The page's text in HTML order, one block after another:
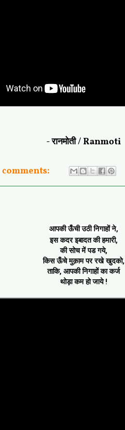
- रानमोती / Ranmoti
comments:
आपकी ऊँची उठी निगाहों ने,
इस कदर इबादत की हमारी,
की सोच में पड गये,
किस ऊँचे मुक़ाम पर रखे खुदको,
ताकि, आपकी निगाहों का कर्ज
थोड़ा कम हो जाये !